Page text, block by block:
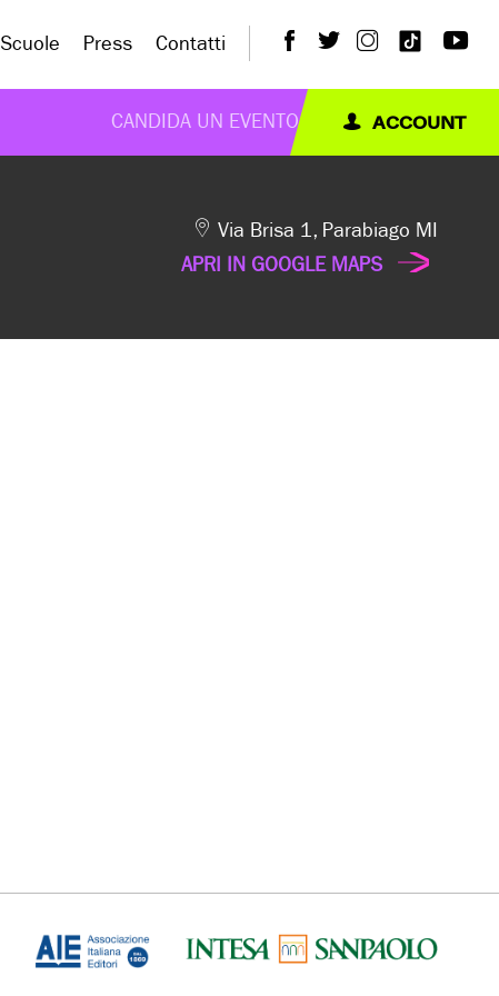
CANDIDA UN EVENTO
Scuole Press Contatti
ACCOUNT
Via Brisa 1, Parabiago MI
APRI IN GOOGLE MAPS